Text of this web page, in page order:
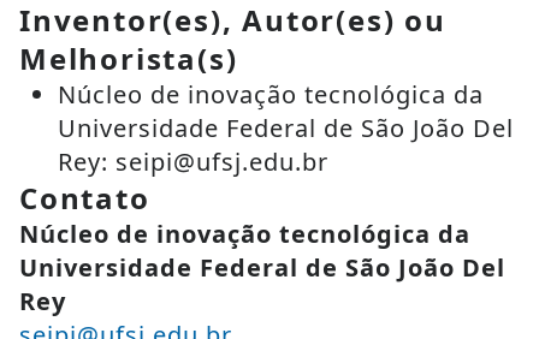
Inventor(es), Autor(es) ou
Melhorista(s)
Núcleo de inovação tecnológica da
Universidade Federal de São João Del
Rey: seipi@ufsj.edu.br
Contato
Núcleo de inovação tecnológica da
Universidade Federal de São João Del
Rey